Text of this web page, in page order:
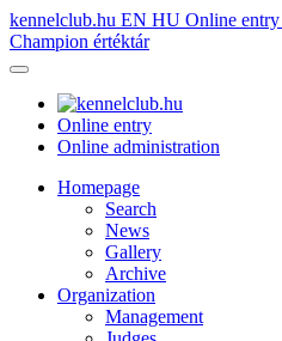
kennelclub.hu EN HU Online entry
Champion értéktár
Online entry
Online administration
Homepage
Search
News
Gallery
Archive
Organization
Management